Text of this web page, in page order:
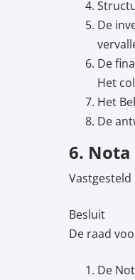
De
De
Het
Het
De
6. Nota
Vastgesteld
Besluit
De raad
De